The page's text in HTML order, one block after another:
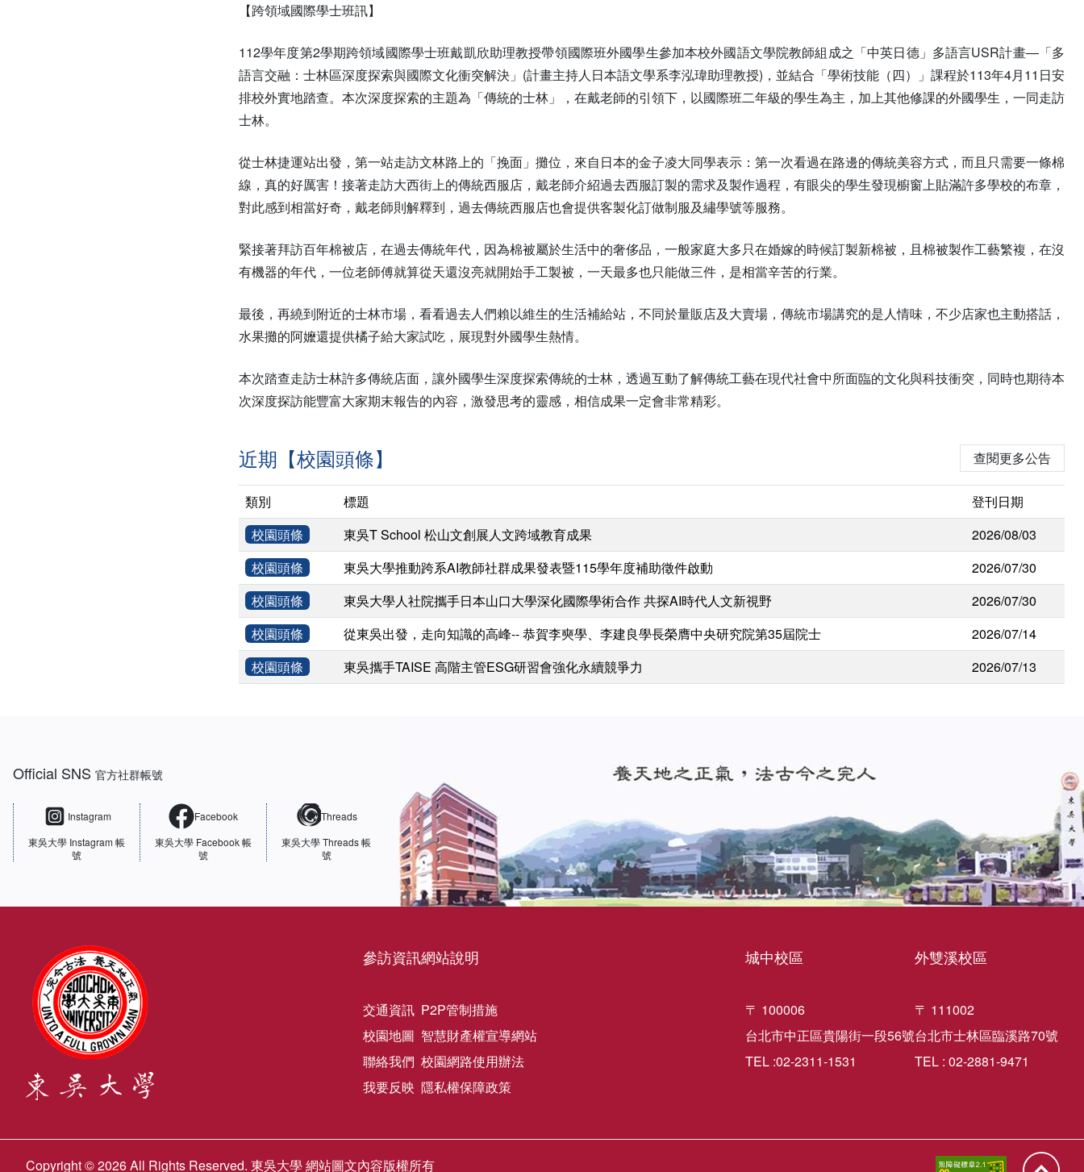
回到頁面
【跨領域國際學士班訊】
112學年度第2學期跨領域國際學士班戴凱欣助理教授帶領國際班外國學生參加本校外國語文學院教師組成之「中英日德」多語言USR計畫―「多
語言交融：士林區深度探索與國際文化衝突解決」(計畫主持人日本語文學系李泓瑋助理教授)，並結合「學術技能（四）」課程於113年4月11日安
排校外實地踏查。本次深度探索的主題為「傳統的士林」，在戴老師的引領下，以國際班二年級的學生為主，加上其他修課的外國學生，一同走訪
士林。
從士林捷運站出發，第一站走訪文林路上的「挽面」攤位，來自日本的金子凌大同學表示：第一次看過在路邊的傳統美容方式，而且只需要一條棉
線，真的好厲害！接著走訪大西街上的傳統西服店，戴老師介紹過去西服訂製的需求及製作過程，有眼尖的學生發現櫥窗上貼滿許多學校的布章，
對此感到相當好奇，戴老師則解釋到，過去傳統西服店也會提供客製化訂做制服及繡學號等服務。
緊接著拜訪百年棉被店，在過去傳統年代，因為棉被屬於生活中的奢侈品，一般家庭大多只在婚嫁的時候訂製新棉被，且棉被製作工藝繁複，在沒
有機器的年代，一位老師傅就算從天還沒亮就開始手工製被，一天最多也只能做三件，是相當辛苦的行業。
最後，再繞到附近的士林市場，看看過去人們賴以維生的生活補給站，不同於量販店及大賣場，傳統市場講究的是人情味，不少店家也主動搭話，
水果攤的阿嬤還提供橘子給大家試吃，展現對外國學生熱情。
本次踏查走訪士林許多傳統店面，讓外國學生深度探索傳統的士林，透過互動了解傳統工藝在現代社會中所面臨的文化與科技衝突，同時也期待本
次深度探訪能豐富大家期末報告的內容，激發思考的靈感，相信成果一定會非常精彩。
近期【校園頭條】 查閱更多公告
類別 標題
登刊日期
校園頭條
東吳T School 松山文創展人文跨域教育成果
2026/08/03
校園頭條
東吳大學推動跨系AI教師社群成果發表暨115學年度補助徵件啟動
2026/07/30
校園頭條
東吳大學人社院攜手日本山口大學深化國際學術合作 共探AI時代人文新視野
2026/07/30
校園頭條
從東吳出發，走向知識的高峰-- 恭賀李奭學、李建良學長榮膺中央研究院第35屆院士
2026/07/14
校園頭條
東吳攜手TAISE 高階主管ESG研習會強化永續競爭力 2026/07/13
Official SNS 官方社群帳號
Instagram
東吳大學 Instagram 帳
號
Facebook
東吳大學 Facebook 帳
號
Threads
東吳大學Threads 帳
號
參訪資訊
交通資訊
校園地圖
聯絡我們
我要反映
網站說明
P2P管制措施
智慧財產權宣導網站
校園網路使用辦法
隱私權保障政策
城中校區
〒 100006
台北市中正區貴陽街一段56號
TEL :02-2311-1531
外雙溪校區
〒 111002
台北市士林區臨溪路70號
TEL : 02-2881-9471
Copyright © 2026 All Rights Reserved. 東吳大學 網站圖文內容版權所有